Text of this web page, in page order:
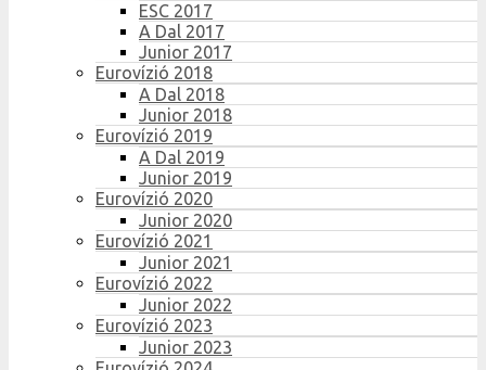
ESC 2017
A Dal 2017
Junior 2017
Eurovízió 2018
A Dal 2018
Junior 2018
Eurovízió 2019
A Dal 2019
Junior 2019
Eurovízió 2020
Junior 2020
Eurovízió 2021
Junior 2021
Eurovízió 2022
Junior 2022
Eurovízió 2023
Junior 2023